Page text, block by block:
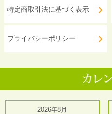
特定商取引法に基づく表示
プライバシーポリシー
2026年8月